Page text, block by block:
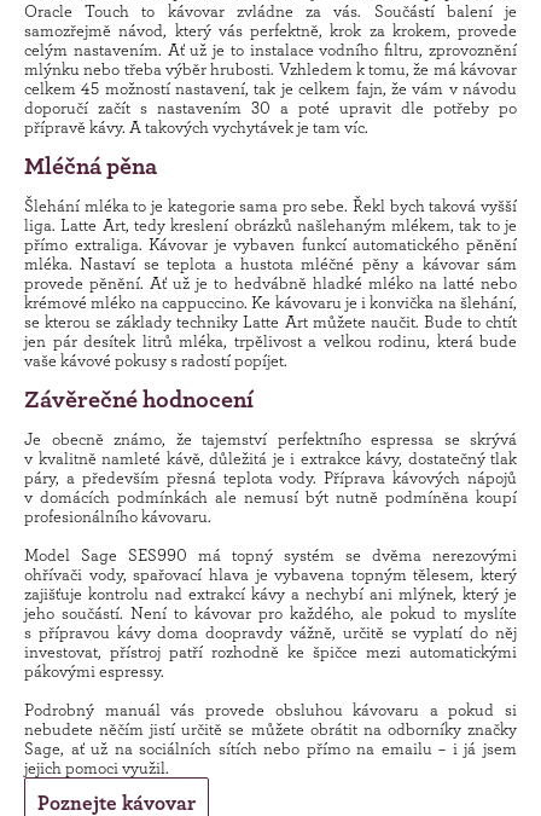
Oracle Touch to kávovar zvládne za vás. Součástí balení je
samozřejmě návod, který vás perfektně, krok za krokem, provede
celým nastavením. Ať už je to instalace vodního filtru, zprovoznění
mlýnku nebo třeba výběr hrubosti. Vzhledem k tomu, že má kávovar
celkem 45 možností nastavení, tak je celkem fajn, že vám v návodu
doporučí začít s nastavením 30 a poté upravit dle potřeby po
přípravě kávy. A takových vychytávek je tam víc.
Mléčná pěna
Šlehání mléka to je kategorie sama pro sebe. Řekl bych taková vyšší
liga. Latte Art, tedy kreslení obrázků našlehaným mlékem, tak to je
přímo extraliga. Kávovar je vybaven funkcí automatického pěnění
mléka. Nastaví se teplota a hustota mléčné pěny a kávovar sám
provede pěnění. Ať už je to hedvábně hladké mléko na latté nebo
krémové mléko na cappuccino. Ke kávovaru je i konvička na šlehání,
se kterou se základy techniky Latte Art můžete naučit. Bude to chtít
jen pár desítek litrů mléka, trpělivost a velkou rodinu, která bude
vaše kávové pokusy s radostí popíjet.
Závěrečné hodnocení
Je obecně známo, že tajemství perfektního espressa se skrývá
v kvalitně namleté kávě, důležitá je i extrakce kávy, dostatečný tlak
páry, a především přesná teplota vody. Příprava kávových nápojů
v domácích podmínkách ale nemusí být nutně podmíněna koupí
profesionálního kávovaru.
Model Sage SES990 má topný systém se dvěma nerezovými
ohřívači vody, spařovací hlava je vybavena topným tělesem, který
zajišťuje kontrolu nad extrakcí kávy a nechybí ani mlýnek, který je
jeho součástí. Není to kávovar pro každého, ale pokud to myslíte
s přípravou kávy doma doopravdy vážně, určitě se vyplatí do něj
investovat, přístroj patří rozhodně ke špičce mezi automatickými
pákovými espressy.
Podrobný manuál vás provede obsluhou kávovaru a pokud si
nebudete něčím jistí určitě se můžete obrátit na odborníky značky
Sage, ať už na sociálních sítích nebo přímo na emailu – i já jsem
jejich pomoci využil.
Poznejte kávovar